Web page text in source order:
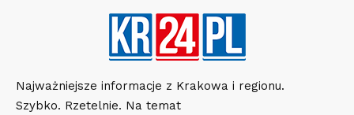
Najważniejsze informacje z Krakowa i regionu.
Szybko. Rzetelnie. Na temat